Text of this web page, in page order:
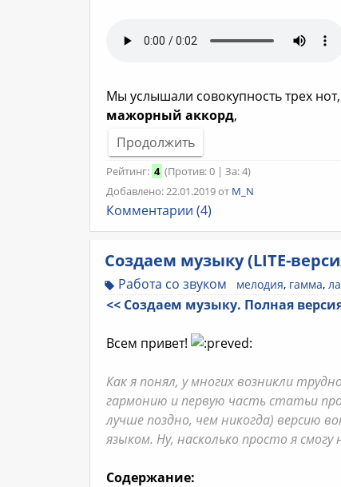
Мы услышали совокупность трех
мажорный аккорд,
Продолжить
Рейтинг: 4 (Против: 0 | За: 4)
Добавлено: 22.01.2019 от M_N
Комментарии (4)
Создаем музыку (LITE-
Работа со звуком мелодия, гамма,
<< Создаем музыку. Полная
Всем привет!
Как я понял, у многих возникли
гармонию и первую часть статьи
лучше поздно, чем никогда) версию
языком. Ну, насколько просто я
Содержание: